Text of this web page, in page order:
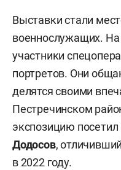
Выставки стали
военнослужащих. На
участники
портретов. Они
делятся своими
Пестречинском
экспозицию посетил
Додосов,
в 2022 году.